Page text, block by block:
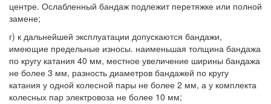
центре. Ослабленный бандаж подлежит перетяжке или полной
замене;
г) к дальнейшей эксплуатации допускаются бандажи,
имеющие предельные износы. наименьшая толщина бандажа
по кругу катания 40 мм, местное увеличение ширины бандажа
не более 3 мм, разность диаметров бандажей по кругу
катания у одной колесной пары не более 2 мм, а у комплекта
колесных пар электровоза не более 10 мм;